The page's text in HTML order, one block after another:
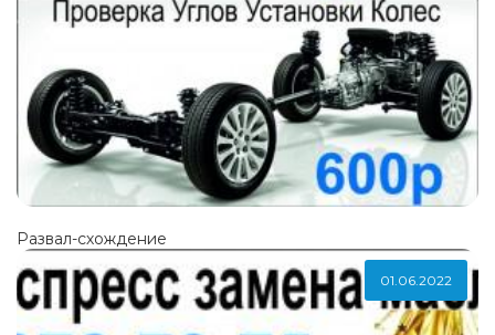
Развал-схождение
01.06.2022